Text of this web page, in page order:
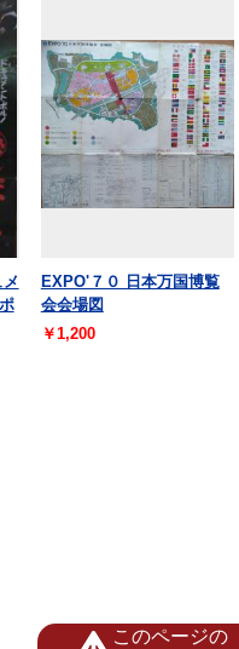
EXPO'７０ 日本万国博覧
会会場図
￥1,200
このページの